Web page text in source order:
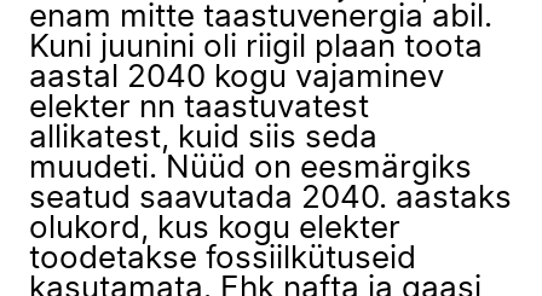
enam mitte taastuvenergia abil.
Kuni juunini oli riigil plaan toota
aastal 2040 kogu vajaminev
elekter nn taastuvatest
allikatest, kuid siis seda
muudeti. Nüüd on eesmärgiks
seatud saavutada 2040. aastaks
olukord, kus kogu elekter
toodetakse fossiilkütuseid
kasutamata. Ehk nafta ja gaasi